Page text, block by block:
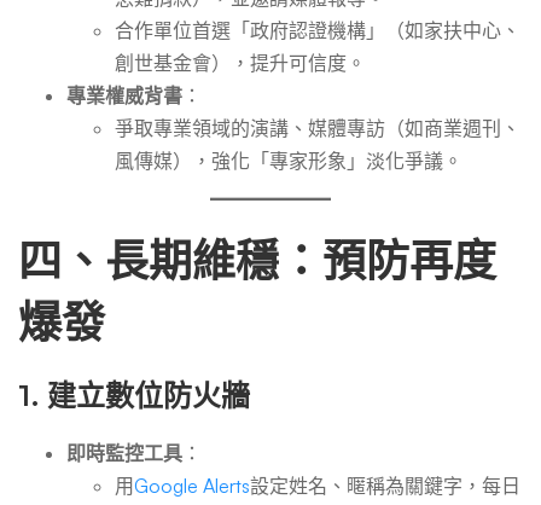
合作單位首選「政府認證機構」（如家扶中心、
創世基金會），提升可信度。
專業權威背書 ：
爭取專業領域的演講、媒體專訪（如商業週刊、
風傳媒），強化「專家形象」淡化爭議。
四、長期維穩：預防再度
爆發
1. 建立數位防火牆
即時監控工具 ：
用Google Alerts設定姓名、暱稱為關鍵字，每日